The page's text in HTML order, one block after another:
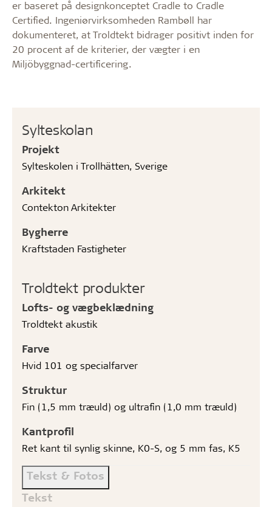
Sylteskolan
Projekt
Sylteskolen i Trollhätten, Sverige
Arkitekt
Contekton Arkitekter
Bygherre
Kraftstaden Fastigheter
Troldtekt produkter
Lofts- og vægbeklædning
Troldtekt akustik
Farve
Hvid 101 og specialfarver
Struktur
Fin (1,5 mm træuld) og ultrafin (1,0 mm træuld)
Kantprofil
Ret kant til synlig skinne, K0-S, og 5 mm fas, K5
Tekst & Fotos
Tekst
er baseret på designkonceptet Cradle to Cradle
Certified. Ingeniørvirksomheden Rambøll har
dokumenteret, at Troldtekt bidrager positivt inden for
20 procent af de kriterier, der vægter i en
Miljöbyggnad-certificering.